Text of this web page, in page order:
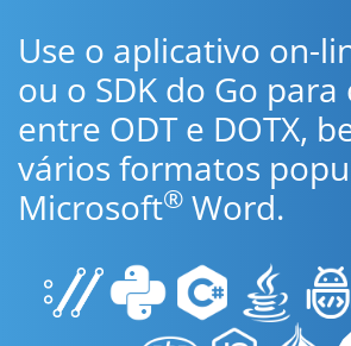
Use o aplicativo on-
ou o SDK do Go
entre ODT e DOTX,
vários formatos
Microsoft® Word.